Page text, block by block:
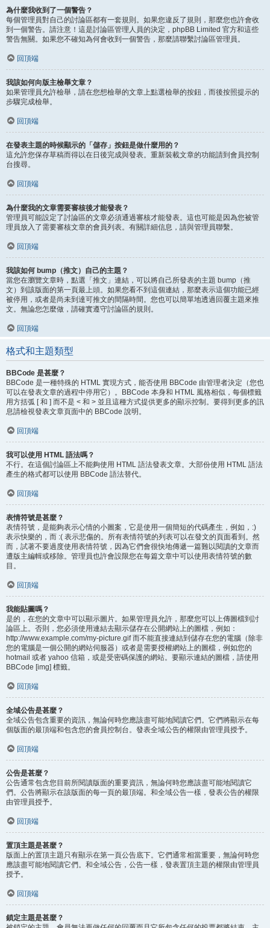
為什麼我收到了一個警告？
每個管理員對自己的討論區都有一套規則。如果您違反了規則，那麼您也許會收
到一個警告。請注意！這是討論區管理人員的決定，phpBB Limited 官方和這些
警告無關。如果您不確知為何會收到一個警告，那麼請聯繫討論區管理員。
回頂端
我該如何向版主檢舉文章？
如果管理員允許檢舉，請在您想檢舉的文章上點選檢舉的按鈕，而後按照提示的
步驟完成檢舉。
回頂端
在發表主題的時候顯示的「儲存」按鈕是做什麼用的？
這允許您保存草稿而得以在日後完成與發表。重新裝載文章的功能請到會員控制
台搜尋。
回頂端
為什麼我的文章需要審核後才能發表？
管理員可能設定了討論區的文章必須通過審核才能發表。這也可能是因為您被管
理員放入了需要審核文章的會員列表。有關詳細信息，請與管理員聯繫。
回頂端
我該如何 bump（推文）自己的主題？
當您在瀏覽文章時，點選「推文」連結，可以將自己所發表的主題 bump（推
文）到該版面的第一頁最上頭。如果您看不到這個連結，那麼表示這個功能已經
被停用，或者是尚未到達可推文的間隔時間。您也可以簡單地透過回覆主題來推
文。無論您怎麼做，請確實遵守討論區的規則。
回頂端
格式和主題類型
BBCode 是甚麼？
BBCode 是一種特殊的 HTML 實現方式，能否使用 BBCode 由管理者決定（您也
可以在發表文章的過程中停用它）。BBCode 本身和 HTML 風格相似，每個標籤
用方括弧 [ 和 ] 而不是 < 和 > 並且這種方式提供更多的顯示控制。要得到更多的訊
息請檢視發表文章頁面中的 BBCode 說明。
回頂端
我可以使用 HTML 語法嗎？
不行。在這個討論區上不能夠使用 HTML 語法發表文章。大部份使用 HTML 語法
產生的格式都可以使用 BBCode 語法替代。
回頂端
表情符號是甚麼？
表情符號，是能夠表示心情的小圖案，它是使用一個簡短的代碼產生，例如，:)
表示快樂的，而 :( 表示悲傷的。所有表情符號的列表可以在發文的頁面看到。然
而，試著不要過度使用表情符號，因為它們會很快地傳遞一篇難以閱讀的文章而
遭版主編輯或移除。管理員也許會設限您在每篇文章中可以使用表情符號的數
目。
回頂端
我能貼圖嗎？
是的，在您的文章中可以顯示圖片。如果管理員允許，那麼您可以上傳圖檔到討
論區上。否則，您必須使用連結去顯示儲存在公開網站上的圖檔，例如：
http://www.example.com/my-picture.gif 而不能直接連結到儲存在您的電腦（除非
您的電腦是一個公開的網站伺服器）或者是需要授權網站上的圖檔，例如您的
hotmail 或者 yahoo 信箱，或是受密碼保護的網站。要顯示連結的圖檔，請使用
BBCode [img] 標籤。
回頂端
全域公告是甚麼？
全域公告包含重要的資訊，無論何時您應該盡可能地閱讀它們。它們將顯示在每
個版面的最頂端和包含您的會員控制台。發表全域公告的權限由管理員授予。
回頂端
公告是甚麼？
公告通常包含您目前所閱讀版面的重要資訊，無論何時您應該盡可能地閱讀它
們。公告將顯示在該版面的每一頁的最頂端。和全域公告一樣，發表公告的權限
由管理員授予。
回頂端
置頂主題是甚麼？
版面上的置頂主題只有顯示在第一頁公告底下。它們通常相當重要，無論何時您
應該盡可能地閱讀它們。和全域公告，公告一樣，發表置頂主題的權限由管理員
授予。
回頂端
鎖定主題是甚麼？